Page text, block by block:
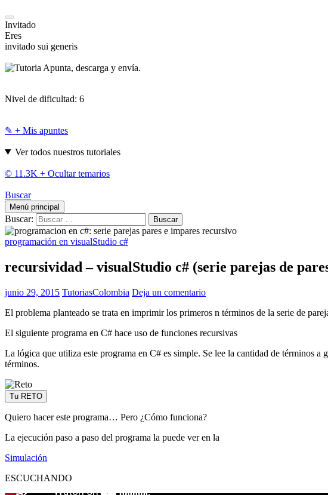
Invitado
Eres
invitado sui generis
Apunta, descarga y envía.
Nivel de dificultad: 6
✎ + Mis apuntes
Ver todos nuestros tutoriales
© 11.3K + Ocultar temarios
Buscar
Menú principal
Buscar:
programación en visualStudio c#
recursividad – visualStudio c# (serie parejas de
junio 29, 2015 TutoriasColombia Deja un comentario
El problema planteado se trata en imprimir los primeros n términos de la serie de
El siguiente programa en C# hace uso de funciones recursivas
La lógica que utiliza este programa en C# es simple. Se lee la cantidad de términos
términos.
Tu RETO
Quiero hacer este programa… Pero ¿Cómo funciona?
La ejecución paso a paso del programa la puede ver en la
Simulación
ESCUCHANDO